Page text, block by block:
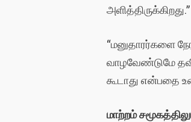
அளித்திருக்கிறது.”
“மனுதாரர்களை
வாழவேண்டுமே
கூடாது என்பதை
மாற்றம்